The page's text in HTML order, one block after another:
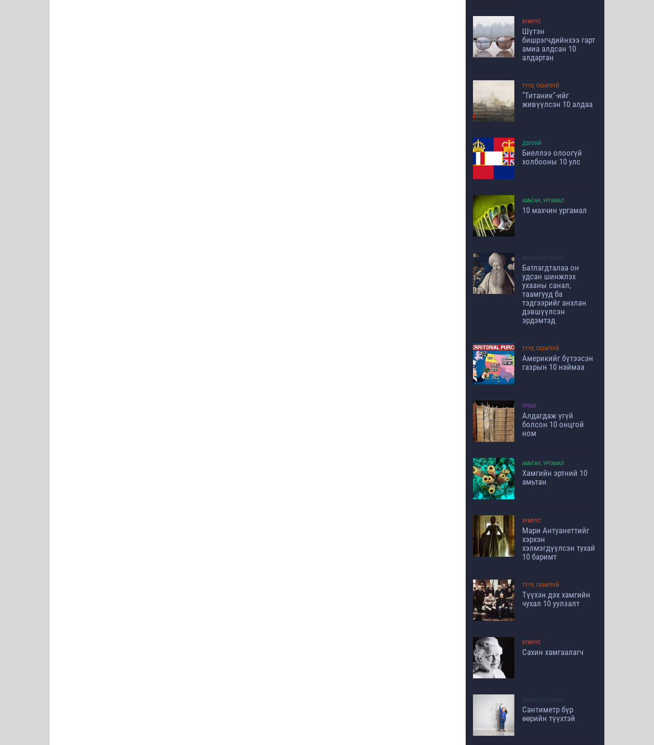
ХҮМҮҮС
Шүтэн
бишрэгчдийнхээ гарт
амиа алдсан 10
алдартан
ТҮҮХ, ГАЗАРЗҮЙ
"Титаник"-ийг
живүүлсэн 10 алдаа
ДЭЛХИЙ
Биеллээ олоогүй
холбооны 10 улс
АМЬТАН, УРГАМАЛ
10 махчин ургамал
ШИНЖЛЭХ УХААН
Батлагдталаа он
удсан шинжлэх
ухааны санал,
таамгууд ба
тэдгээрийг анхлан
дэвшүүлсэн
эрдэмтэд
ТҮҮХ, ГАЗАРЗҮЙ
Америкийг бүтээсэн
газрын 10 наймаа
УРЛАГ
Алдагдаж үгүй
болсон 10 онцгой
ном
АМЬТАН, УРГАМАЛ
Хамгийн эртний 10
амьтан
ХҮМҮҮС
Мари Антуанеттийг
хэрхэн
хэлмэгдүүлсэн тухай
10 баримт
ТҮҮХ, ГАЗАРЗҮЙ
Түүхэн дэх хамгийн
чухал 10 уулзалт
ХҮМҮҮС
Сахин хамгаалагч
ШИНЖЛЭХ УХААН
Сантиметр бүр
өөрийн түүхтэй